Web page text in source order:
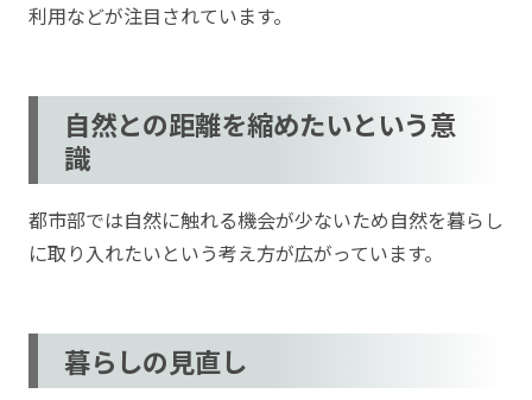
利用などが注目されています。
自然との距離を縮めたいという意
識
都市部では自然に触れる機会が少ないため自然を暮らし
に取り入れたいという考え方が広がっています。
暮らしの見直し